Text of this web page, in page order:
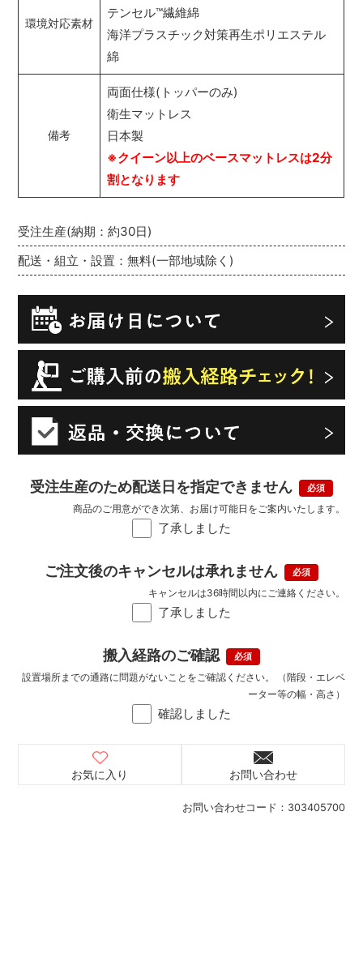
お問い合わせコード： 303405700
受注生産(納期：約30日)
配送・組立・設置：無料(一部地域除く)
受注生産のため配送日を指定できません
了承しました
商品のご用意ができ次第、お届け可能日をご案内いたします。
ご注文後のキャンセルは承れません
了承しました
キャンセルは36時間以内にご連絡ください。
搬入経路のご確認
確認しました
設置場所までの通路に問題がないことをご確認ください。 （階段・エレベ
ーター等の幅・高さ）
お気に入り お問い合わせ
環境対応素材
テンセル™繊維綿
海洋プラスチック対策再生ポリエステル
綿
備考
両面仕様(トッパーのみ)
衛生マットレス
日本製
※クイーン以上のベースマットレスは2分
割となります